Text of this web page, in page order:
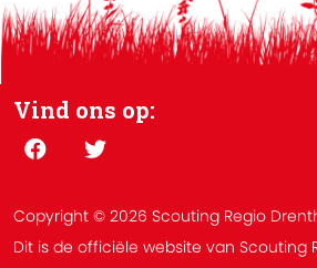
Vind ons op:
Copyright © 2026 Scouting Regio
Dit is de officiële website van Scouting